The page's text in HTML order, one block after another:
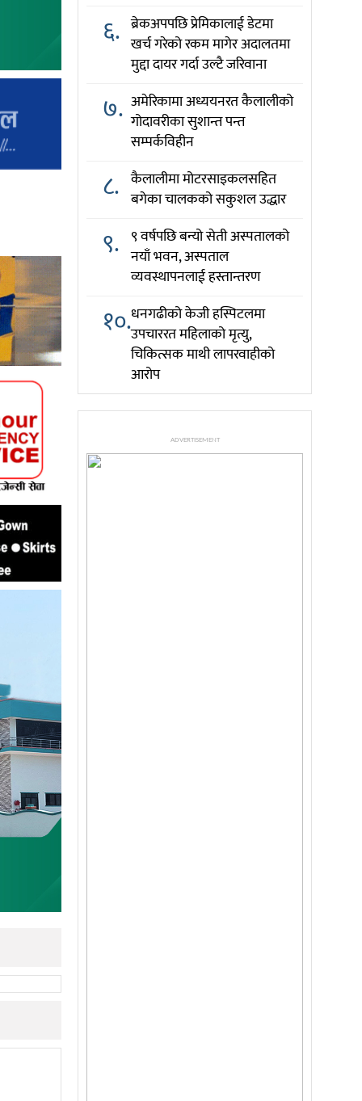
६. ब्रेकअपपछि प्रेमिकालाई डेटमा
खर्च गरेको रकम मागेर अदालतमा
मुद्दा दायर गर्दा उल्टै जरिवाना
७. अमेरिकामा अध्ययनरत कैलालीको
गोदावरीका सुशान्त पन्त
सम्पर्कविहीन
८. कैलालीमा मोटरसाइकलसहित
बगेका चालकको सकुशल उद्धार
९. ९ वर्षपछि बन्यो सेती अस्पतालको
नयाँ भवन, अस्पताल
व्यवस्थापनलाई हस्तान्तरण
१०.धनगढीको केजी हस्पिटलमा
उपचाररत महिलाको मृत्यु,
चिकित्सक माथी लापरवाहीको
आरोप
ADVERTISEMENT